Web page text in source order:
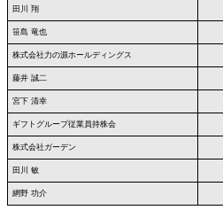
田川 翔
笹島 竜也
株式会社力の源ホールディングス
藤井 誠二
宮下 清幸
ギフトグループ従業員持株会
株式会社ガーデン
田川 敏
網野 功介